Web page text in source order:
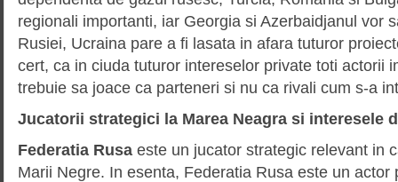
regionali importanti, iar Georgia si Azerbaidjanul vor
Rusiei, Ucraina pare a fi lasata in afara tuturor
cert, ca in ciuda tuturor intereselor private toti actorii
trebuie sa joace ca parteneri si nu ca rivali cum s-a
Jucatorii strategici la Marea Neagra si interesele
Federatia Rusa este un jucator strategic relevant in
Marii Negre. In esenta, Federatia Rusa este un actor